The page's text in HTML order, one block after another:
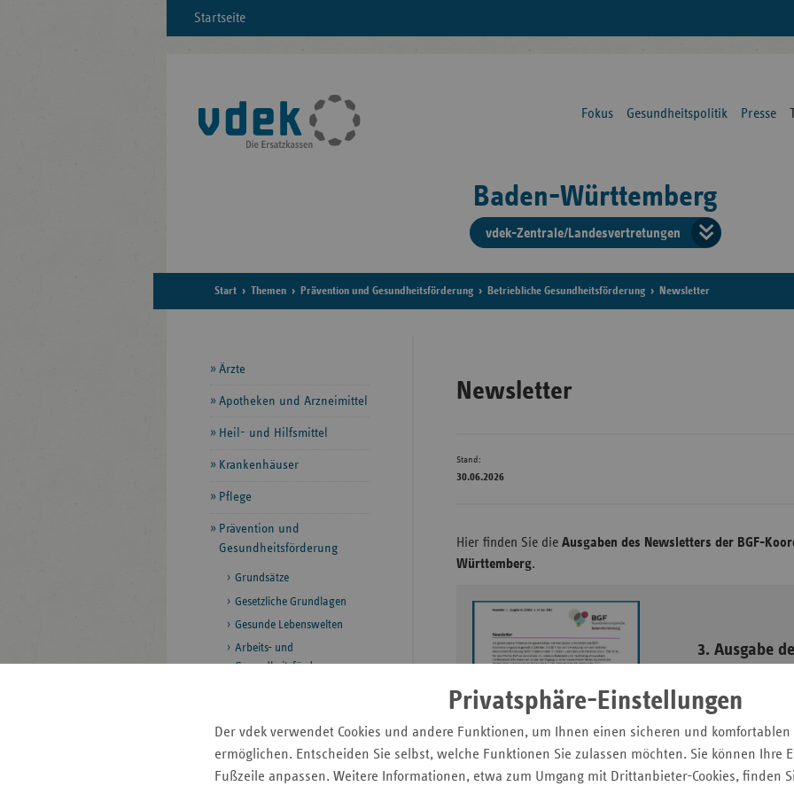
Privatsphäre-Einstellungen
Der vdek verwendet Cookies und andere Funktionen, um Ihnen einen sicheren und
ermöglichen. Entscheiden Sie selbst, welche Funktionen Sie zulassen möchten. Sie können Ihre
Fußzeile anpassen. Weitere Informationen, etwa zum Umgang mit Drittanbieter-Cookies, finden
Startseite
Fokus Gesundheitspolitik Presse
Baden-Württemberg
vdek-Zentrale/Landesvertretungen
der
Start Themen Prävention und Gesundheitsförderung Betriebliche Gesundheitsförderung Newsletter
Newsletter
Stand:
30.06.2026
Hier finden Sie dieAusgaben des Newsletters der BGF-
Württemberg.
3. Ausgabe
ausführlichen Beitrag
am
interaktiven
Klimawandel und
erhalten Sie einen
Seitennavigation
Ärzte
Apotheken und Arzneimittel
Heil- und Hilfsmittel
Krankenhäuser
Pflege
Prävention und
Gesundheitsförderung
Grundsätze
Gesetzliche Grundlagen
Gesunde Lebenswelten
Arbeits- und
Gesundheitsförderung
Rettungsdienst und
Krankentransport